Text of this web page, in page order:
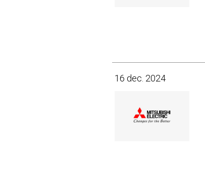
16 dec. 2024